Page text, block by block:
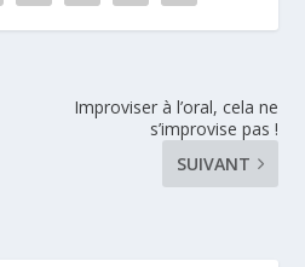
Improviser à l’oral, cela ne
s’improvise pas !
SUIVANT